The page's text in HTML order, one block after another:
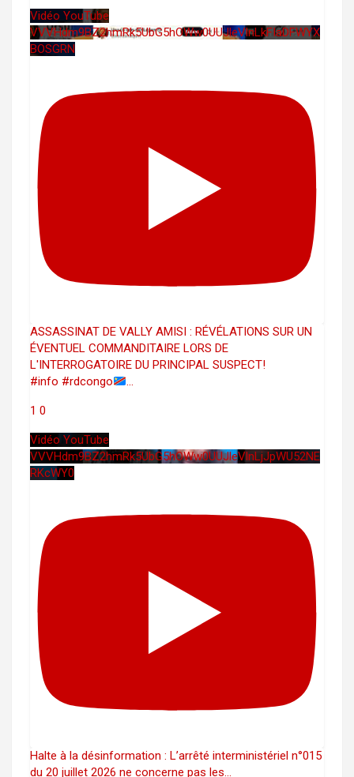
Vidéo YouTube
VVVHdm9BZ2hmRk5UbG5hOWw0UUJleVlnLkFIaDFWYX
BOSGRN
ASSASSINAT DE VALLY AMISI : RÉVÉLATIONS SUR UN
ÉVENTUEL COMMANDITAIRE LORS DE
L'INTERROGATOIRE DU PRINCIPAL SUSPECT!
#info #rdcongo
...
1 0
Vidéo YouTube
VVVHdm9BZ2hmRk5UbG5hOWw0UUJleVlnLjJpWU52NE
RKcWY0
Halte à la désinformation : L’arrêté interministériel n°015
du 20 juillet 2026 ne concerne pas les...